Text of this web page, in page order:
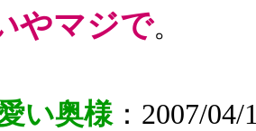
やマジで。
い奥様：2007/